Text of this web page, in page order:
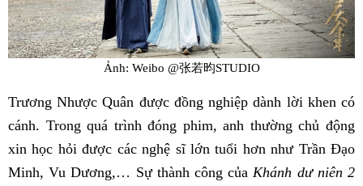
Ảnh: Weibo @张若昀STUDIO
Trương Nhược Quân được đồng nghiệp dành lời khen có
cánh. Trong quá trình đóng phim, anh thường chủ động
xin học hỏi được các nghệ sĩ lớn tuổi hơn như Trần Đạo
Minh, Vu Dương,… Sự thành công của Khánh dư niên 2